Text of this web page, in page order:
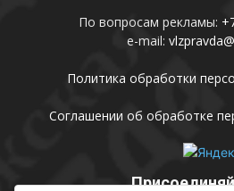
По вопросам рекламы:
e-mail:
Политика обработки
Соглашении об обработке